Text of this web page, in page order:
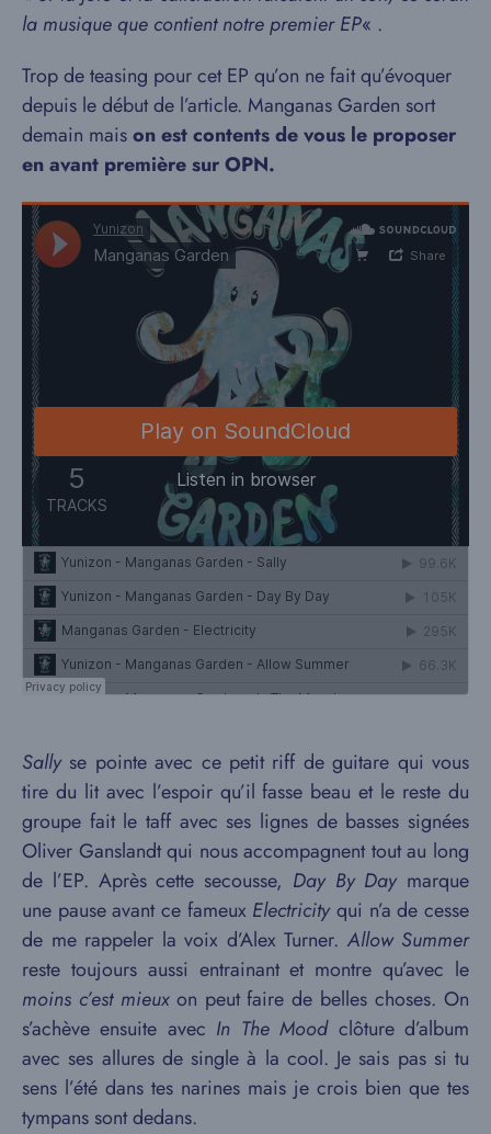
la musique que contient notre premier EP« .
Trop de teasing pour cet EP qu’on ne fait qu’évoquer
depuis le début de l’article. Manganas Garden sort
demain maison est contents de vous le proposer
en avant première sur OPN.
Sally se pointe avec ce petit riff de guitare qui vous
tire du lit avec l’espoir qu’il fasse beau et le reste du
groupe fait le taff avec ses lignes de basses signées
Oliver Ganslandt qui nous accompagnent tout au long
de l’EP. Après cette secousse, Day By Day marque
une pause avant ce fameux Electricityqui n’a de cesse
de me rappeler la voix d’Alex Turner. Allow Summer
reste toujours aussi entrainant et montre qu’avec le
moins c’est mieuxon peut faire de belles choses. On
s’achève ensuite avec In The Moodclôture d’album
avec ses allures de single à la cool. Je sais pas si tu
sens l’été dans tes narines mais je crois bien que tes
tympans sont dedans.